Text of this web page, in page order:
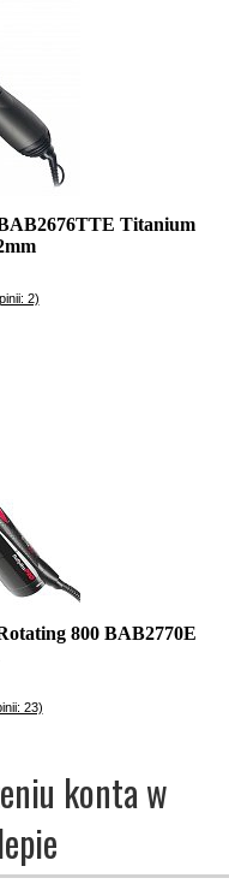
Titanium
24h)
2)
800 BAB2770E
23)
konta w